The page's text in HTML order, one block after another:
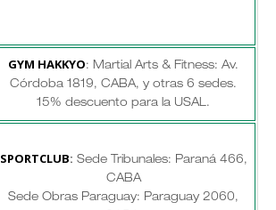
GYM HAKKYO: Martial Arts & Fitness: Av.
Córdoba 1819, CABA, y otras 6 sedes.
15% descuento para la USAL.
SPORTCLUB: Sede Tribunales: Paraná 466,
CABA
Sede Obras Paraguay: Paraguay 2060,